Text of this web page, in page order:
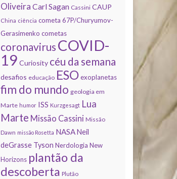
Oliveira Carl Sagan Cassini CAUP
China ciência cometa 67P/Churyumov-
Gerasimenko cometas
coronavirus COVID-
19 Curiosity céu da semana
desafios educação ESO exoplanetas
fim do mundo geologia em
Marte humor ISS Kurzgesagt Lua
Marte Missão Cassini Missão
Dawn missão Rosetta NASA Neil
deGrasse Tyson Nerdologia New
Horizons plantão da
descoberta Plutão